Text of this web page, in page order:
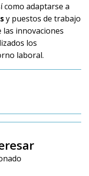
como adaptarse a
y puestos de trabajo
las innovaciones
los
laboral.